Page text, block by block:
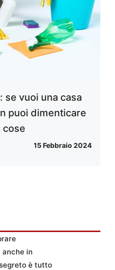
se vuoi una casa
puoi dimenticare
cose
15 Febbraio 2024
in
è tutto